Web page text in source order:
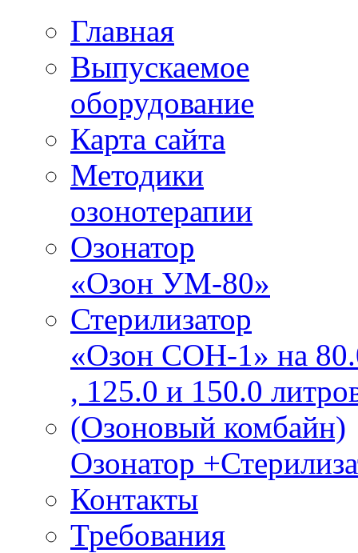
Главная
Выпускаемое
оборудование
Карта сайта
Методики
озонотерапии
Озонатор
«Озон УМ-80»
Стерилизатор
«Озон СОН-1» на
, 125.0 и 150.0
(Озоновый комбайн)
Озонатор
Контакты
Требования